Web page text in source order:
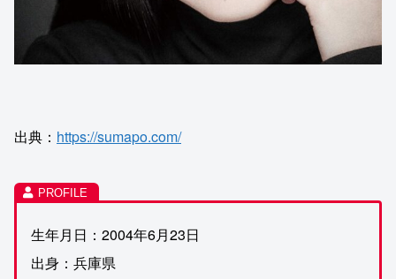
出典： https://sumapo.com/
生年月日：2004年6月23日
出身：兵庫県